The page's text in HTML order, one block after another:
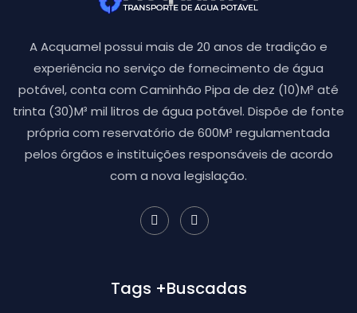
A Acquamel possui mais de 20 anos de tradição e
experiência no serviço de fornecimento de água
potável, conta com Caminhão Pipa de dez (10)M³ até
trinta (30)M³ mil litros de água potável. Dispõe de fonte
própria com reservatório de 600M³ regulamentada
pelos órgãos e instituições responsáveis de acordo
com a nova legislação.
Tags +Buscadas